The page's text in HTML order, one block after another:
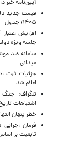
آیین‌نامه خبر
۱۴۰۵/ جدول
افزایش
جلسه ویژه
سامانه ضد
میدانی
اعلام شد
تلگراف:
اشتباهات
خطر پنهان
فرمان
تابعیت بر